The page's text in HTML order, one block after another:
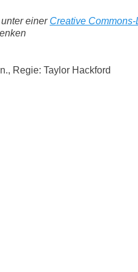
einer Creative
Regie: Taylor Hackford